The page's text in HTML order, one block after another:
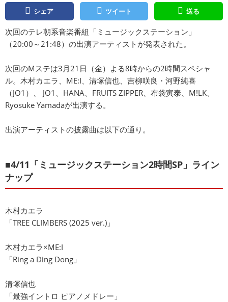
シェア ツイート 送る
次回のテレ朝系音楽番組「ミュージックステーション」
（20:00～21:48）の出演アーティストが発表された。
次回のMステは3月21日（金）よる8時からの2時間スペシャ
ル。木村カエラ、ME:I、清塚信也、吉柳咲良・河野純喜
（JO1）、 JO1、HANA、FRUITS ZIPPER、布袋寅泰、M!LK、
Ryosuke Yamadaが出演する。
出演アーティストの披露曲は以下の通り。
■4/11「ミュージックステーション2時間SP」ライン
ナップ
木村カエラ
「TREE CLIMBERS (2025 ver.)」
木村カエラ×ME:I
「Ring a Ding Dong」
清塚信也
「最強イントロ ピアノメドレー」